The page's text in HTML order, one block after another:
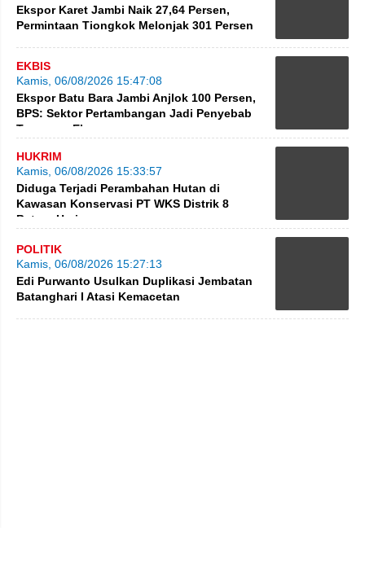
Ekspor Karet Jambi Naik 27,64 Persen,
Permintaan Tiongkok Melonjak 301 Persen
EKBIS
Kamis, 06/08/2026 15:47:08
Ekspor Batu Bara Jambi Anjlok 100 Persen,
BPS: Sektor Pertambangan Jadi Penyebab
Turunnya Ekspor
HUKRIM
Kamis, 06/08/2026 15:33:57
Diduga Terjadi Perambahan Hutan di
Kawasan Konservasi PT WKS Distrik 8
BatangHari
POLITIK
Kamis, 06/08/2026 15:27:13
Edi Purwanto Usulkan Duplikasi Jembatan
Batanghari I Atasi Kemacetan